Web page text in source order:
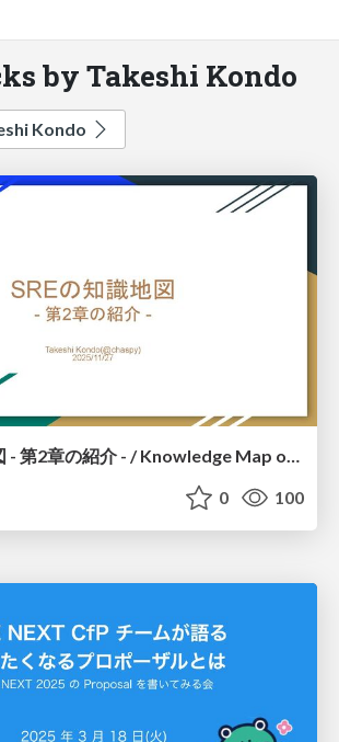
by Takeshi Kondo
Kondo
SREの知識地図 - 第2章の紹介 - / Knowledge Map of SRE – Introduction to Chapter 2 –
0 100